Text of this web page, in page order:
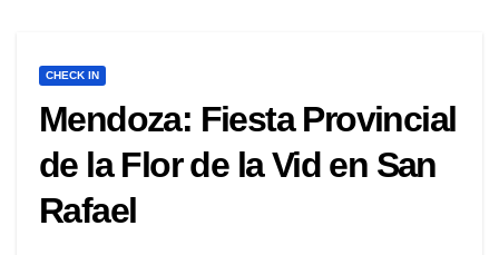
CHECK IN
Mendoza: Fiesta Provincial
de la Flor de la Vid en San
Rafael